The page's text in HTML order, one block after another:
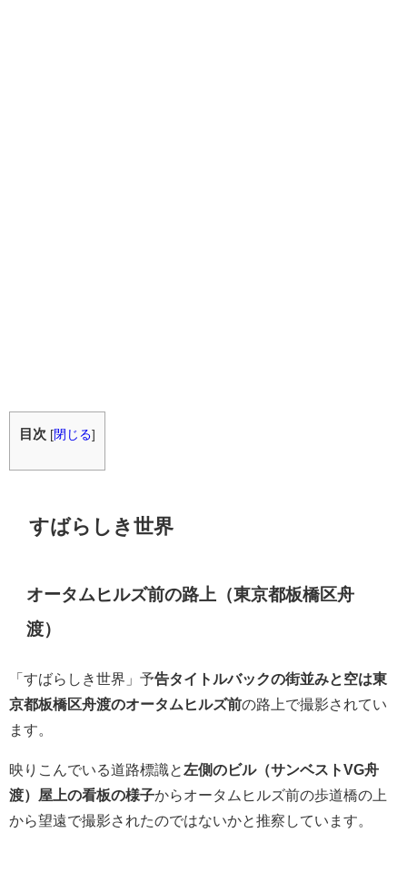
目次 [閉じる]
すばらしき世界
オータムヒルズ前の路上（東京都板橋区舟
渡）
「すばらしき世界」予告タイトルバックの街並みと空は東
京都板橋区舟渡のオータムヒルズ前の路上で撮影されてい
ます。
映りこんでいる道路標識と 左側のビル（サンベストVG舟
渡）屋上の看板の様子からオータムヒルズ前の歩道橋の上
から望遠で撮影されたのではないかと推察しています。